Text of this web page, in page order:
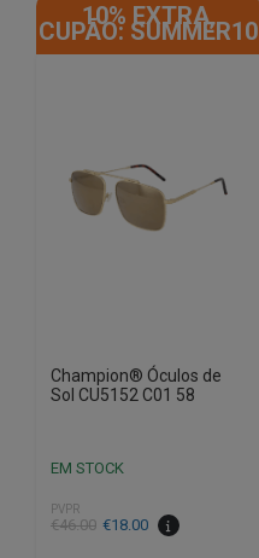
10% EXTRA,
CUPÃO: SUMMER10
Champion® Óculos de
Sol CU5152 C01 58
EM STOCK
PVPR
€46.00
O
€18.00
O